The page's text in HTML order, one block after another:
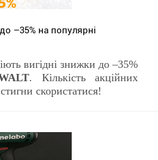
–35% на популярні
вигідні знижки до –35%
. Кількість акційних
скористатися!